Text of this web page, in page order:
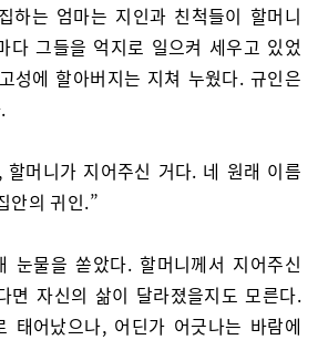
하는 엄마는 지인과 친척들이 할머니
다 그들을 억지로 일으켜 세우고 있었
성에 할아버지는 지쳐 누웠다. 규인은
할머니가 지어주신 거다. 네 원래 이름
안의 귀인.”
눈물을 쏟았다. 할머니께서 지어주신
면 자신의 삶이 달라졌을지도 모른다.
태어났으나, 어딘가 어긋나는 바람에